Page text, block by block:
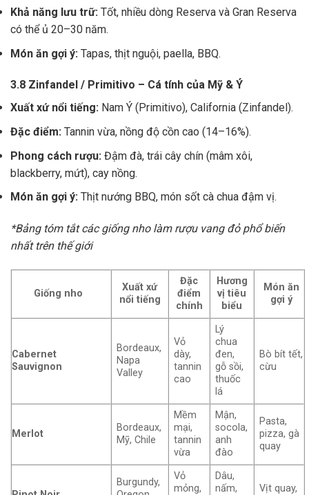
Khả năng lưu trữ: Tốt, nhiều dòng Reserva và Gran Reserva
có thể ủ 20–30 năm.
Món ăn gợi ý: Tapas, thịt nguội, paella, BBQ.
3.8 Zinfandel / Primitivo – Cá tính của Mỹ & Ý
Xuất xứ nổi tiếng: Nam Ý (Primitivo), California (Zinfandel).
Đặc điểm: Tannin vừa, nồng độ cồn cao (14–16%).
Phong cách rượu: Đậm đà, trái cây chín (mâm xôi,
blackberry, mứt), cay nồng.
Món ăn gợi ý: Thịt nướng BBQ, món sốt cà chua đậm vị.
*Bảng tóm tắt các giống nho làm rượu vang đỏ phổ biến
nhất trên thế giới
Giống nho
Xuất xứ
nổi tiếng
Đặc
điểm
chính
Hương
vị tiêu
biểu
Món ăn
gợi ý
Cabernet
Sauvignon
Bordeaux,
Napa
Valley
Vỏ
dày,
tannin
cao
Lý
chua
đen,
gỗ sồi,
thuốc
lá
Bò bít tết,
cừu
Merlot
Bordeaux,
Mỹ, Chile
Mềm
mại,
tannin
vừa
Mận,
socola,
anh
đào
Pasta,
pizza, gà
quay
Burgundy,
Vỏ
mỏng,
Dâu,
nấm,
Vịt quay,